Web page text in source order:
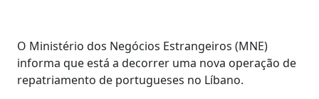
O Ministério dos Negócios Estrangeiros (MNE)
informa que está a decorrer uma nova operação de
repatriamento de portugueses no Líbano.